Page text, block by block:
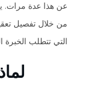
عن هذا عدة مرات.
من خلال تفصيل
التي تتطلب الخبرة